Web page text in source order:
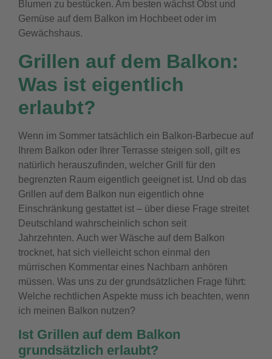
Blumen zu bestücken. Am besten wächst Obst und
Gemüse auf dem Balkon im Hochbeet oder im
Gewächshaus.
Grillen auf dem Balkon:
Was ist eigentlich
erlaubt?
Wenn im Sommer tatsächlich ein Balkon-Barbecue auf
Ihrem Balkon oder Ihrer Terrasse steigen soll, gilt es
natürlich herauszufinden, welcher Grill für den
begrenzten Raum eigentlich geeignet ist. Und ob das
Grillen auf dem Balkon nun eigentlich ohne
Einschränkung gestattet ist – über diese Frage streitet
Deutschland wahrscheinlich schon seit
Jahrzehnten. Auch wer Wäsche auf dem Balkon
trocknet, hat sich vielleicht schon einmal den
mürrischen Kommentar eines Nachbarn anhören
müssen. Was uns zu der grundsätzlichen Frage führt:
Welche rechtlichen Aspekte muss ich beachten, wenn
ich meinen Balkon nutzen?
Ist Grillen auf dem Balkon
grundsätzlich erlaubt?